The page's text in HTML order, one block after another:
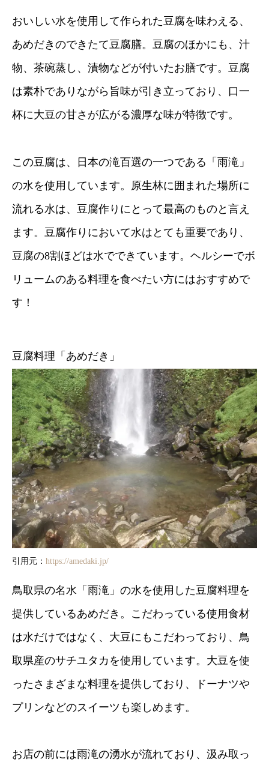
おいしい水を使用して作られた豆腐を味わえる、
あめだきのできたて豆腐膳。豆腐のほかにも、汁
物、茶碗蒸し、漬物などが付いたお膳です。豆腐
は素朴でありながら旨味が引き立っており、口一
杯に大豆の甘さが広がる濃厚な味が特徴です。
この豆腐は、日本の滝百選の一つである「雨滝」
の水を使用しています。原生林に囲まれた場所に
流れる水は、豆腐作りにとって最高のものと言え
ます。豆腐作りにおいて水はとても重要であり、
豆腐の8割ほどは水でできています。ヘルシーでボ
リュームのある料理を食べたい方にはおすすめで
す！
豆腐料理「あめだき」
引用元： https://amedaki.jp/
鳥取県の名水「雨滝」の水を使用した豆腐料理を
提供しているあめだき。こだわっている使用食材
は水だけではなく、大豆にもこだわっており、鳥
取県産のサチユタカを使用しています。大豆を使
ったさまざまな料理を提供しており、ドーナツや
プリンなどのスイーツも楽しめます。
お店の前には雨滝の湧水が流れており、汲み取っ